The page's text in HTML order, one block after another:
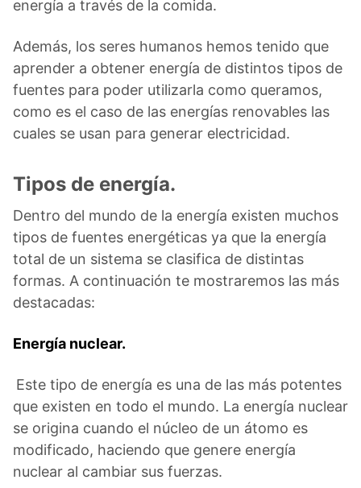
energía a través de la comida.
Además, los seres humanos hemos tenido que
aprender a obtener energía de distintos tipos de
fuentes para poder utilizarla como queramos,
como es el caso de las energías renovables las
cuales se usan para generar electricidad.
Tipos de energía.
Dentro del mundo de la energía existen muchos
tipos de fuentes energéticas ya que la energía
total de un sistema se clasifica de distintas
formas. A continuación te mostraremos las más
destacadas:
Energía nuclear.
Este tipo de energía es una de las más potentes
que existen en todo el mundo. La energía nuclear
se origina cuando el núcleo de un átomo es
modificado, haciendo que genere energía
nuclear al cambiar sus fuerzas.